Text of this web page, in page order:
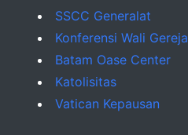
SSCC Generalat
Konferensi Wali Gereja
Batam Oase Center
Katolisitas
Vatican Kepausan